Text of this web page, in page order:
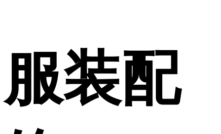
服装配